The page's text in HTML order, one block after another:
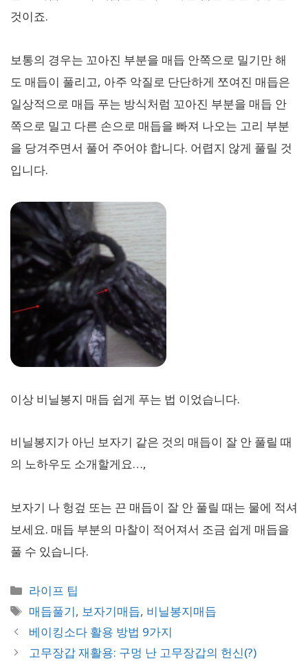
것이죠.
보통의 경우는 꼬아진 부분을 매듭 안쪽으로 밀기만 해
도 매듭이 풀리고, 아주 악질로 단단하게 쪼여진 매듭은
일상적으로 매듭 푸는 방식처럼 꼬아진 부분을 매듭 안
쪽으로 밀고 다른 손으로 매듭을 빠져 나오는 고리 부분
을 당겨주면서 풀어 주어야 합니다. 어렵지 않게 풀릴 것
입니다.
이상 비닐봉지 매듭 쉽게 푸는 법 이었습니다.
비닐봉지가 아닌 보자기 같은 것의 매듭이 잘 안 풀릴 때
의 노하우도 소개할게요…,
보자기 나 헝겊 또는 끈 매듭이 잘 안 풀릴 때는 물에 적셔
보세요. 매듭 부분의 마찰이 적어져서 조금 쉽게 매듭을
풀 수 있습니다.
카
테
고
리
라이프 팁
태
그
매듭풀기, 보자기매듭, 비닐봉지매듭
베이킹소다 활용 방법 9가지
고무장갑 재활용: 구멍 난 고무장갑의 헌신(?)